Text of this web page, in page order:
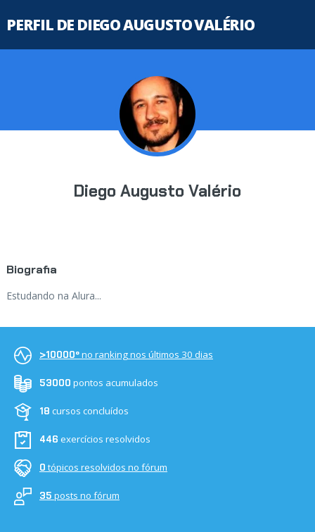
PERFIL DE DIEGO AUGUSTO VALÉRIO
Diego Augusto Valério
Biografia
Estudando na Alura...
>10000ºno ranking nos últimos 30 dias
53000 pontos acumulados
18 cursos concluídos
446 exercícios resolvidos
0 tópicos resolvidos no fórum
35 posts no fórum